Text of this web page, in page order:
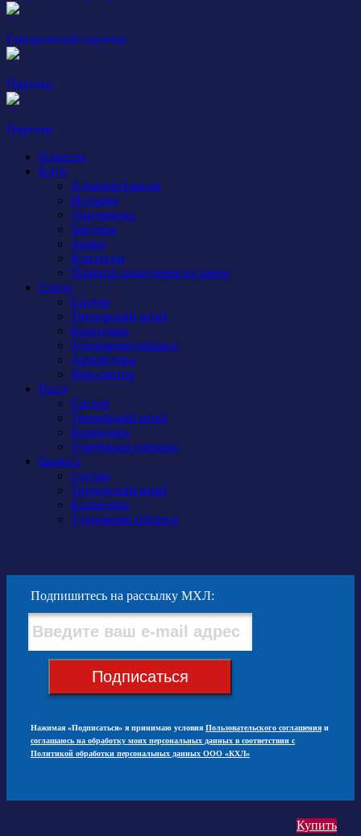
Купить
Генеральный партнер
Партнер
Партнер
Новости
Клуб
Администрация
История
Документы
Закупки
Арена
Контакты
Правила поведения на арене
Сокол
Состав
Тренерский штаб
Календарь
Турнирная таблица
Атрибутика
Фан-сектор
Рыси
Состав
Тренерский штаб
Календарь
Турнирная таблица
Бирюса
Состав
Тренерский штаб
Календарь
Турнирная таблица
Подпишитесь на рассылку МХЛ:
Подписаться
Нажимая «Подписаться» я принимаю условия Пользовательского соглашения и
соглашаюсь на обработку моих персональных данных в соответствии с
Политикой обработки персональных данных ООО «КХЛ»